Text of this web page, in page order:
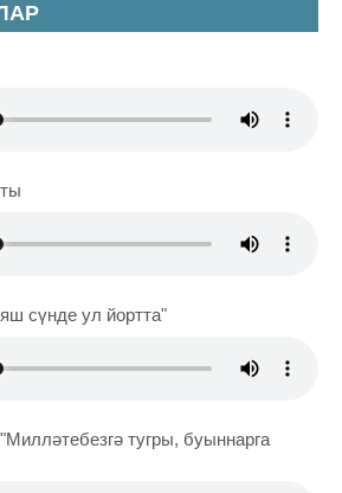
сүнде ул йортта"
тугры, буыннарга